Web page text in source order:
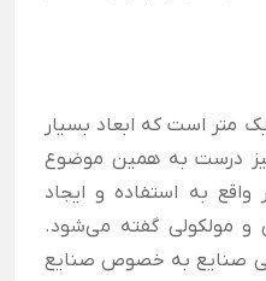
یک متر است که ابعاد بسیار
نیز درست به همین موضوع
واقع به استفاده و ایجاد
و مولکولی گفته می‌شود.
صنایع به خصوص صنایع